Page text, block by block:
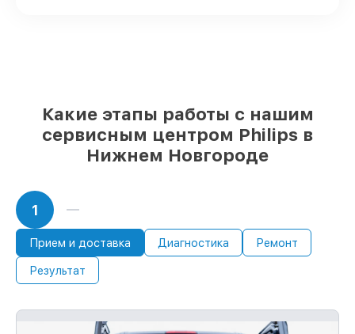
Какие этапы работы с нашим
сервисным центром Philips в
Нижнем Новгороде
1
Прием и доставка Диагностика Ремонт
Результат